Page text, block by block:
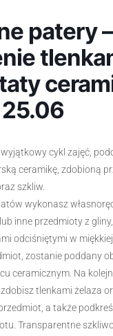
patery –
25.06
cykl zajęć,
ceramikę, zdobioną
szkliw.
wykonasz
inne przedmioty z
odciśniętymi w
zostanie poddany
ceramicznym. Na
tlenkami żelaza
a także
Transparentne